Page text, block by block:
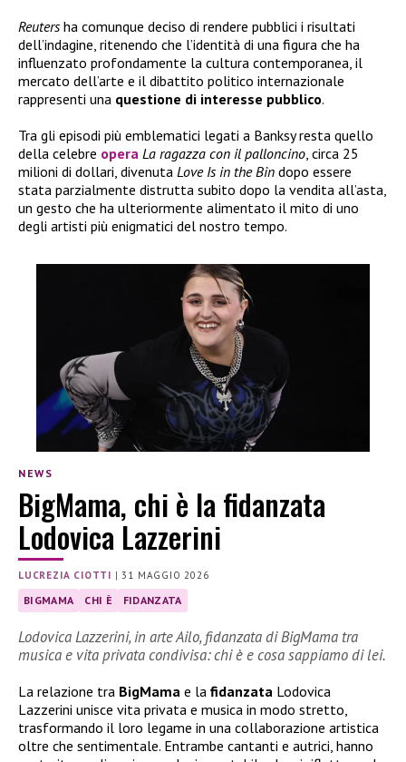
Reutersha comunque deciso di rendere pubblici i risultati
dell’indagine, ritenendo che l’identità di una figura che ha
influenzato profondamente la cultura contemporanea, il
mercato dell’arte e il dibattito politico internazionale
rappresenti una questione di interesse pubblico.
Tra gli episodi più emblematici legati a Banksy resta quello
della celebre opera La ragazza con il palloncino , circa 25
milioni di dollari, divenuta Love Is in the Bin dopo essere
stata parzialmente distrutta subito dopo la vendita all’asta,
un gesto che ha ulteriormente alimentato il mito di uno
degli artisti più enigmatici del nostro tempo.
NEWS
BigMama, chi è la fidanzata
Lodovica Lazzerini
LUCREZIA CIOTTI |31 MAGGIO 2026
BIGMAMA CHI È FIDANZATA
Lodovica Lazzerini, in arte Ailo, fidanzata di BigMama tra
musica e vita privata condivisa: chi è e cosa sappiamo di lei.
La relazione tra BigMama e la fidanzata Lodovica
Lazzerini unisce vita privata e musica in modo stretto,
trasformando il loro legame in una collaborazione artistica
oltre che sentimentale. Entrambe cantanti e autrici, hanno